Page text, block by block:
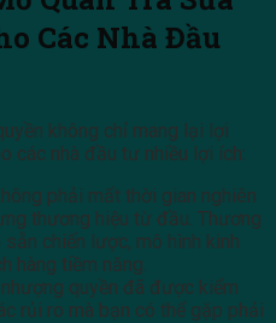
Các Nhà Đầu
không chỉ mang lại lợi
các nhà đầu tư nhiều lợi ích:
phải mất thời gian nghiên
thương hiệu từ đầu. Thương
chiến lược, mô hình kinh
hàng tiềm năng.
quyền đã được kiểm
rủi ro mà bạn có thể gặp phải